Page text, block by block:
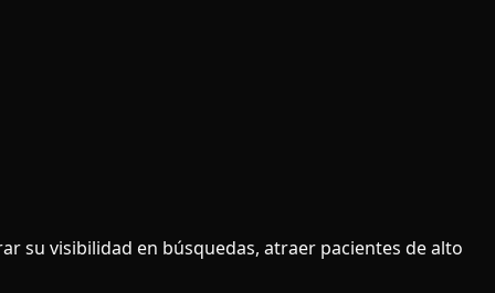
su visibilidad en búsquedas, atraer pacientes de alto